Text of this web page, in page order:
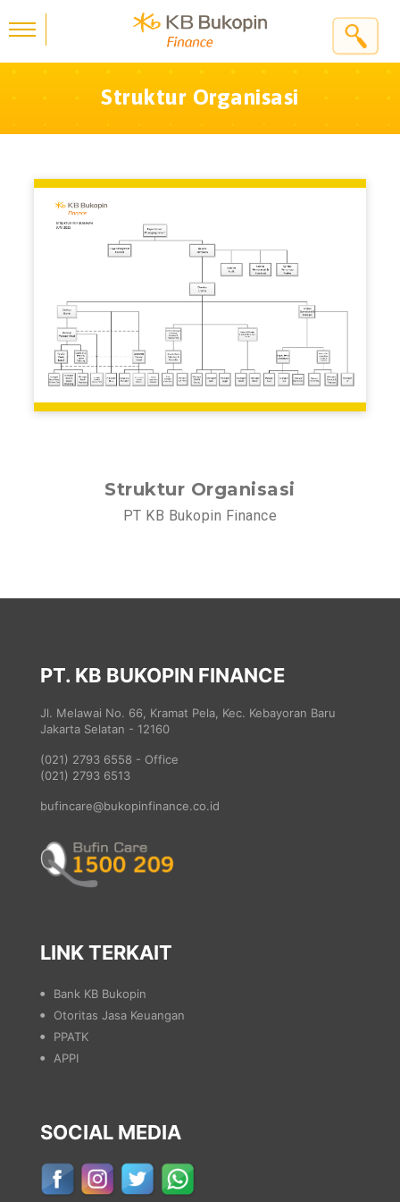
Struktur Organisasi
Struktur Organisasi
PT KB Bukopin Finance
PT. KB BUKOPIN FINANCE
Jl. Melawai No. 66, Kramat Pela, Kec. Kebayoran Baru
Jakarta Selatan - 12160
(021) 2793 6558 - Office
(021) 2793 6513
bufincare@bukopinfinance.co.id
LINK TERKAIT
Bank KB Bukopin
Otoritas Jasa Keuangan
PPATK
APPI
SOCIAL MEDIA